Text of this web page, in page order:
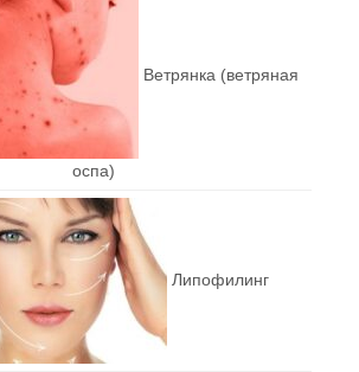
Ветрянка (ветряная
оспа)
Липофилинг